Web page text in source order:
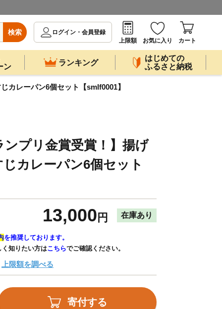
検索
ログイン・会員登録
上限額
お気に入り カート
ン
ランキング
はじめての
ふるさと納税
カレーパン6個セット【smlf0001】
ンプリ金賞受賞！】揚げ
カレーパン6個セット
13,000 円 在庫あり
を推奨しております。
く知りたい方はこちらでご確認ください。
上限額を調べる
寄付する